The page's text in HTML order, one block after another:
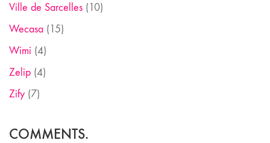
Ville de Sarcelles (10)
Wecasa (15)
Wimi (4)
Zelip (4)
Zify (7)
COMMENTS.